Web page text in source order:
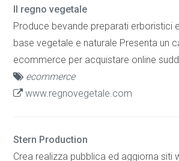
Il regno vegetale
Produce bevande preparati erboristici
base vegetale e naturale Presenta un
ecommerce per acquistare online
ecommerce
www.regnovegetale.com
Stern Production
Crea realizza pubblica ed aggiorna siti